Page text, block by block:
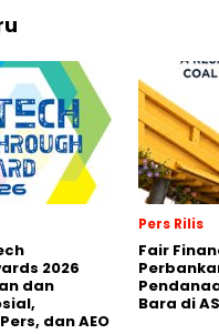
2026
dan
dan AEO
Pers Rilis
Fair
Bara di